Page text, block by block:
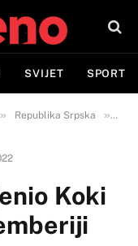
SVIJET SPORT
» Republika Srpska »
Koki